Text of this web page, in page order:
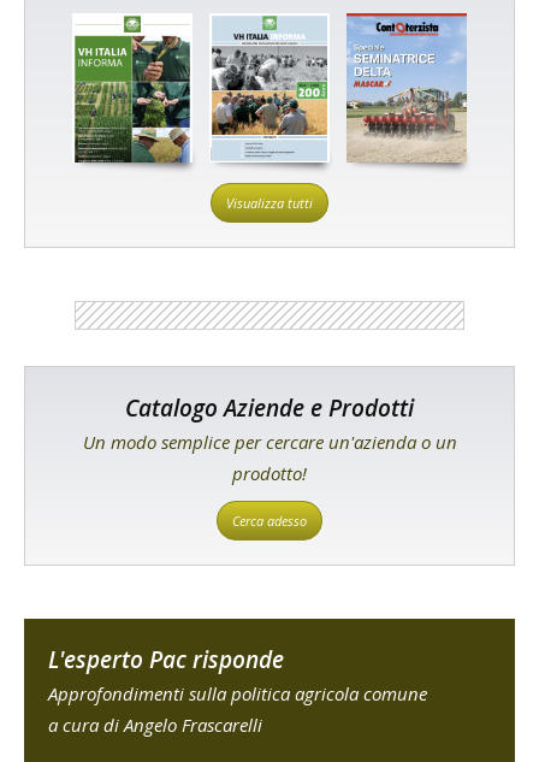
Visualizza tutti
Catalogo Aziende e Prodotti
Un modo semplice per cercare un'azienda o un
prodotto!
Cerca adesso
L'esperto Pac risponde
Approfondimenti sulla politica agricola comune
a cura di Angelo Frascarelli